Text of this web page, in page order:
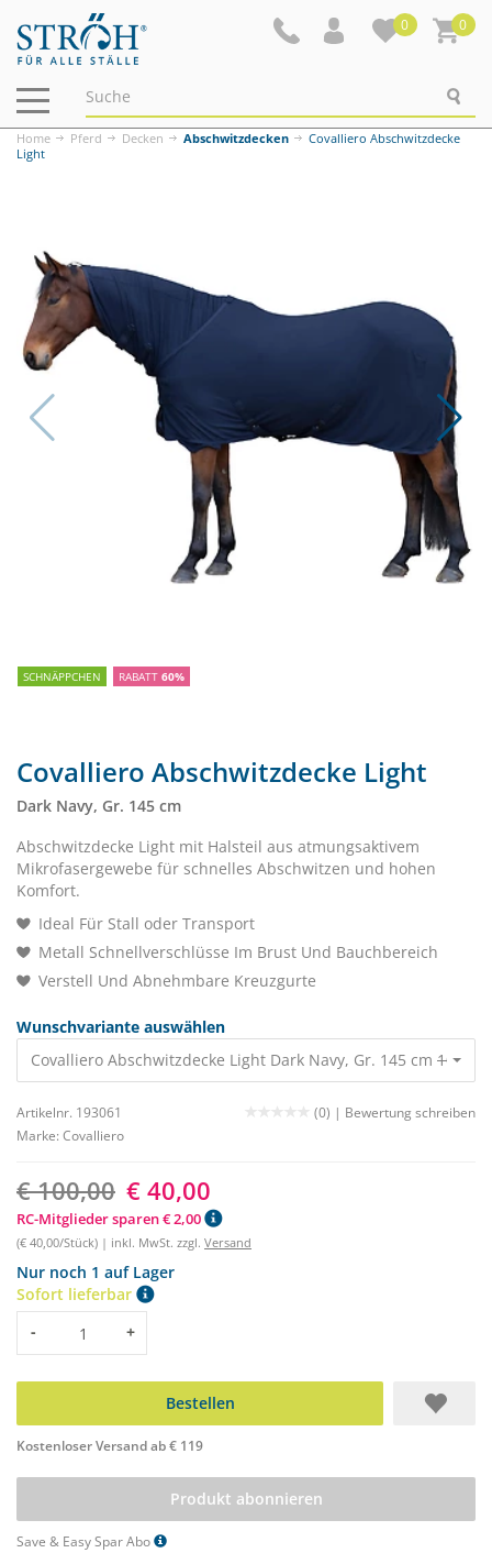
0 0
Navigation
ein-/ausblenden
Home Pferd Decken Abschwitzdecken
Covalliero Abschwitzdecke
Light
SCHNÄPPCHEN RABATT 60%
Covalliero Abschwitzdecke Light
Dark Navy, Gr. 145 cm
Abschwitzdecke Light mit Halsteil aus atmungsaktivem
Mikrofasergewebe für schnelles Abschwitzen und hohen
Komfort.
Ideal Für Stall oder Transport
Metall Schnellverschlüsse Im Brust Und Bauchbereich
Verstell Und Abnehmbare Kreuzgurte
Wunschvariante auswählen
Covalliero Abschwitzdecke Light Dark Navy, Gr. 145 cm 100,00
Artikelnr. 193061 (0) | Bewertung schreiben
Marke: Covalliero
€ 100,00 € 40,00
RC-Mitglieder sparen € 2,00
(€ 40,00/Stück) | inkl. MwSt. zzgl. Versand
Nur noch 1 auf Lager
Sofort lieferbar
Menge
- +
Bestellen
Kostenloser Versand ab € 119
Produkt abonnieren
Save & Easy Spar Abo